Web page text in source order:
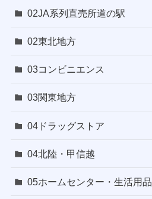
02JA系列直売所道の駅
02東北地方
03コンビニエンス
03関東地方
04ドラッグストア
04北陸・甲信越
05ホームセンター・生活用品